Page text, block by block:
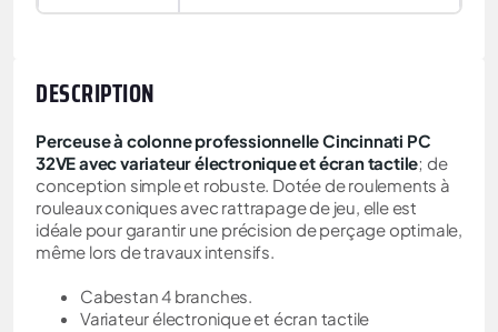
DESCRIPTION
Perceuse à colonne professionnelle Cincinnati PC
32VE avec variateur électronique et écran tactile; de
conception simple et robuste. Dotée de roulements à
rouleaux coniques avec rattrapage de jeu, elle est
idéale pour garantir une précision de perçage optimale,
même lors de travaux intensifs.
Cabestan 4 branches.
Variateur électronique et écran tactile